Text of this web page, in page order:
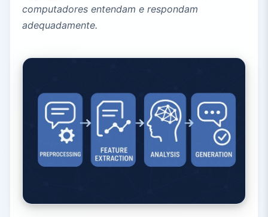
computadores entendam e respondam
adequadamente.